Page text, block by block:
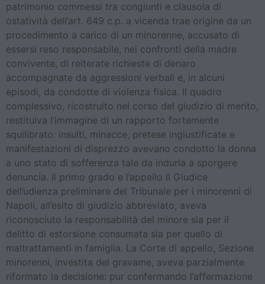
patrimonio commessi tra congiunti e clausola di
ostatività dell’art. 649 c.p. a vicenda trae origine da un
procedimento a carico di un minorenne, accusato di
essersi reso responsabile, nei confronti della madre
convivente, di reiterate richieste di denaro
accompagnate da aggressioni verbali e, in alcuni
episodi, da condotte di violenza fisica. Il quadro
complessivo, ricostruito nel corso del giudizio di merito,
restituiva l’immagine di un rapporto fortemente
squilibrato: insulti, minacce, pretese ingiustificate e
manifestazioni di disprezzo avevano condotto la donna
a uno stato di sofferenza tale da indurla a sporgere
denuncia. Il primo grado e l’appello Il Giudice
dell’udienza preliminare del Tribunale per i minorenni di
Napoli, all’esito di giudizio abbreviato, aveva
riconosciuto la responsabilità del minore sia per il
delitto di estorsione consumata sia per quello di
maltrattamenti in famiglia. La Corte di appello, Sezione
minorenni, investita del gravame, aveva parzialmente
riformato la decisione: pur confermando l’affermazione